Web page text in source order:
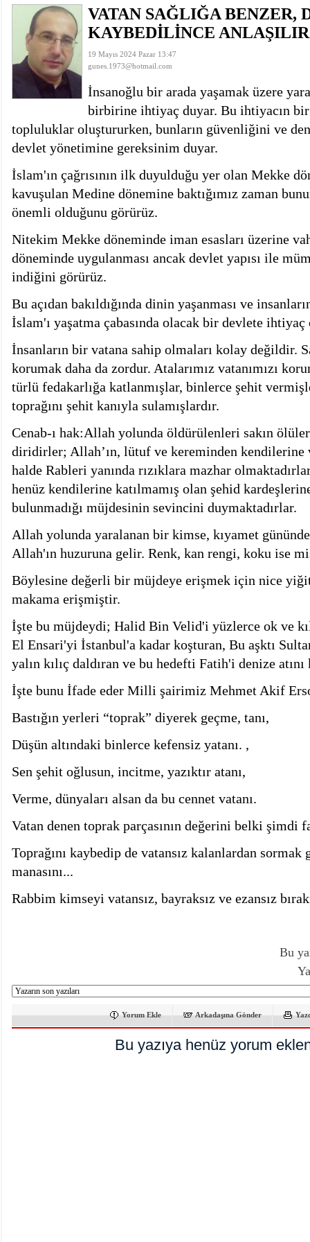
istiyor
19:06- Öter: Maneviyatı ve ahlaki yapıyı bozan en
kumardır
18:06- MARSU, Kabala Mahallesi'nin Yaklaşık 40
18:14- VEFAT • Mehmet Ata Baştuğ
13:14- Mardin’de yangına müdahale eden itfaiye
13:13- Başkan Genç, Şırnak'ta dönel kavşak çağrısını
13:06- Bitlis'te bir kişinin hayatını kaybettiği husumet
13:05- Öter: Çiftçinin kullandığı mazot, gübre ve
13:03- Batman Üniversitesinin 2026 YKS kontenjanı
VATAN SAĞLIĞA BENZER,
KAYBEDİLİNCE ANLAŞILIR
19 Mayıs 2024 Pazar 13:47
gunes.1973@hotmail.com
İnsanoğlu bir arada yaşamak üzere
birbirine ihtiyaç duyar. Bu ihtiyacın
topluluklar oluştururken, bunların güvenliğini ve
devlet yönetimine gereksinim duyar.
İslam'ın çağrısının ilk duyulduğu yer olan Mekke
kavuşulan Medine dönemine baktığımız zaman
önemli olduğunu görürüz.
Nitekim Mekke döneminde iman esasları üzerine
döneminde uygulanması ancak devlet yapısı ile
indiğini görürüz.
Bu açıdan bakıldığında dinin yaşanması ve
İslam'ı yaşatma çabasında olacak bir devlete
İnsanların bir vatana sahip olmaları kolay değildir.
korumak daha da zordur. Atalarımız vatanımızı
türlü fedakarlığa katlanmışlar, binlerce şehit
toprağını şehit kanıyla sulamışlardır.
Cenab-ı hak:Allah yolunda öldürülenleri sakın
diridirler; Allah’ın, lütuf ve kereminden
halde Rableri yanında rızıklara mazhar
henüz kendilerine katılmamış olan şehid
bulunmadığı müjdesinin sevincini duymaktadırlar.
Allah yolunda yaralanan bir kimse, kıyamet
Allah'ın huzuruna gelir. Renk, kan rengi, koku ise
Böylesine değerli bir müjdeye erişmek için nice
makama erişmiştir.
İşte bu müjdeydi; Halid Bin Velid'i yüzlerce ok ve
El Ensari'yi İstanbul'a kadar koşturan, Bu aşktı
yalın kılıç daldıran ve bu hedefti Fatih'i denize atını
İşte bunu İfade eder Milli şairimiz Mehmet Akif
Bastığın yerleri “toprak” diyerek geçme, tanı,
Düşün altındaki binlerce kefensiz yatanı. ,
Sen şehit oğlusun, incitme, yazıktır atanı,
Verme, dünyaları alsan da bu cennet vatanı.
Vatan denen toprak parçasının değerini belki şimdi
Toprağını kaybedip de vatansız kalanlardan
manasını...
Rabbim kimseyi vatansız, bayraksız ve ezansız
Bu
Yorum Ekle Arkadaşına Gönder
Bu yazıya henüz yorum